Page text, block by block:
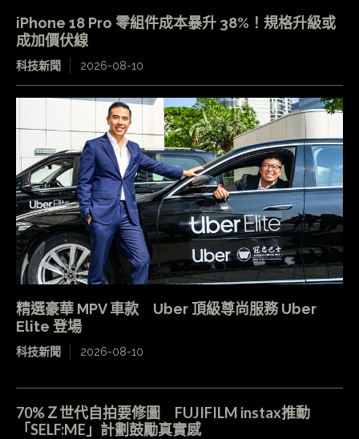
iPhone 18 Pro 零組件成本暴升 38%！規格升級或
成加價伏線
科技新聞 2026-08-10
精選豪華 MPV 車款 Uber 頂級尊尚服務 Uber
Elite 登場
科技新聞 2026-08-10
70%Ｚ世代自拍要修圖 FUJIFILM instax推動
「SELF:ME」計劃鼓勵真實感